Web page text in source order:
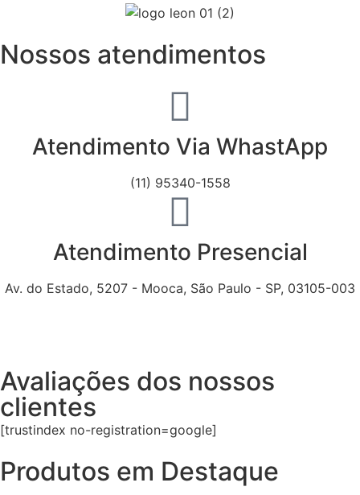
Nossos atendimentos
Atendimento Via WhastApp
(11) 95340-1558
Atendimento Presencial
Av. do Estado, 5207 - Mooca, São Paulo - SP, 03105-003
Avaliações dos nossos
clientes
[trustindex no-registration=google]
Produtos em Destaque